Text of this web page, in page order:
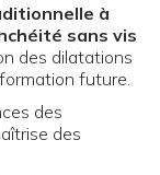
à
sans vis
des dilatations
future.
des
des